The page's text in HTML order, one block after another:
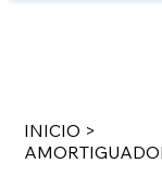
INICIO >